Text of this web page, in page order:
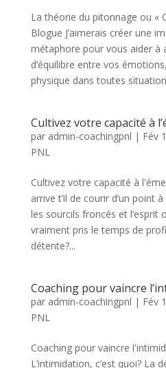
La théorie du pitonnage ou «
Blogue J’aimerais créer une
métaphore pour vous aider à
d’équilibre entre vos
physique dans toutes
Cultivez votre capacité à
par admin-coachingpnl | Fév
PNL
Cultivez votre capacité à
arrive t’il de courir d’un point
les sourcils froncés et l’esprit
vraiment pris le temps de
détente?...
Coaching pour vaincre
par admin-coachingpnl | Fév
PNL
Coaching pour vaincre
L’intimidation, c’est quoi? La